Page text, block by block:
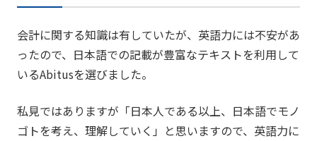
会計に関する知識は有していたが、英語力には不安があ
ったので、日本語での記載が豊富なテキストを利用して
いるAbitusを選びました。
私見ではありますが「日本人である以上、日本語でモノ
ゴトを考え、理解していく」と思いますので、英語力に